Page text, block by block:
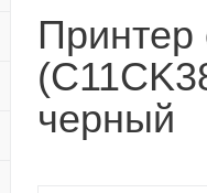
Принтер
черный